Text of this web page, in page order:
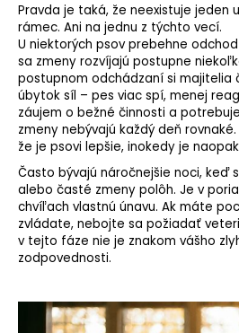
Pravda je taká, že neexistuje jeden
rámec. Ani na jednu z týchto vecí.
U niektorých psov prebehne
sa zmeny rozvíjajú postupne
postupnom odchádzaní si majitelia
úbytok síl – pes viac spí, menej
záujem o bežné činnosti a
zmeny nebývajú každý deň
že je psovi lepšie, inokedy je
Často bývajú náročnejšie noci, keď
alebo časté zmeny polôh. Je v
chvíľach vlastnú únavu. Ak máte
zvládate, nebojte sa požiadať
v tejto fáze nie je znakom vášho
zodpovednosti.